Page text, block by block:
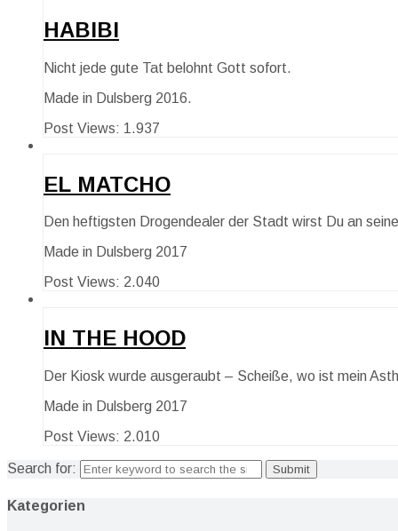
HABIBI
Nicht jede gute Tat belohnt Gott sofort.
Made in Dulsberg 2016.
Post Views: 1.937
EL MATCHO
Den heftigsten Drogendealer der Stadt wirst Du an
Made in Dulsberg 2017
Post Views: 2.040
IN THE HOOD
Der Kiosk wurde ausgeraubt – Scheiße, wo ist mein
Made in Dulsberg 2017
Post Views: 2.010
Search for:
Kategorien